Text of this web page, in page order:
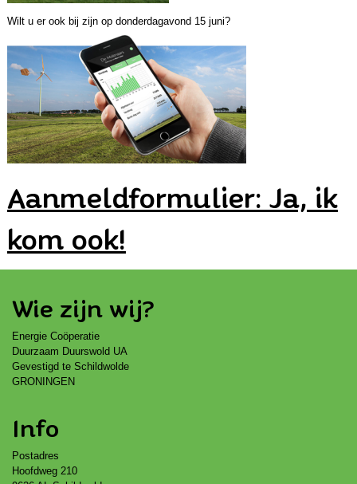
Wilt u er ook bij zijn op donderdagavond 15 juni?
Aanmeldformulier: Ja, ik
kom ook!
Wie zijn wij?
Energie Coöperatie
Duurzaam Duurswold UA
Gevestigd te Schildwolde
GRONINGEN
Info
Postadres
Hoofdweg 210